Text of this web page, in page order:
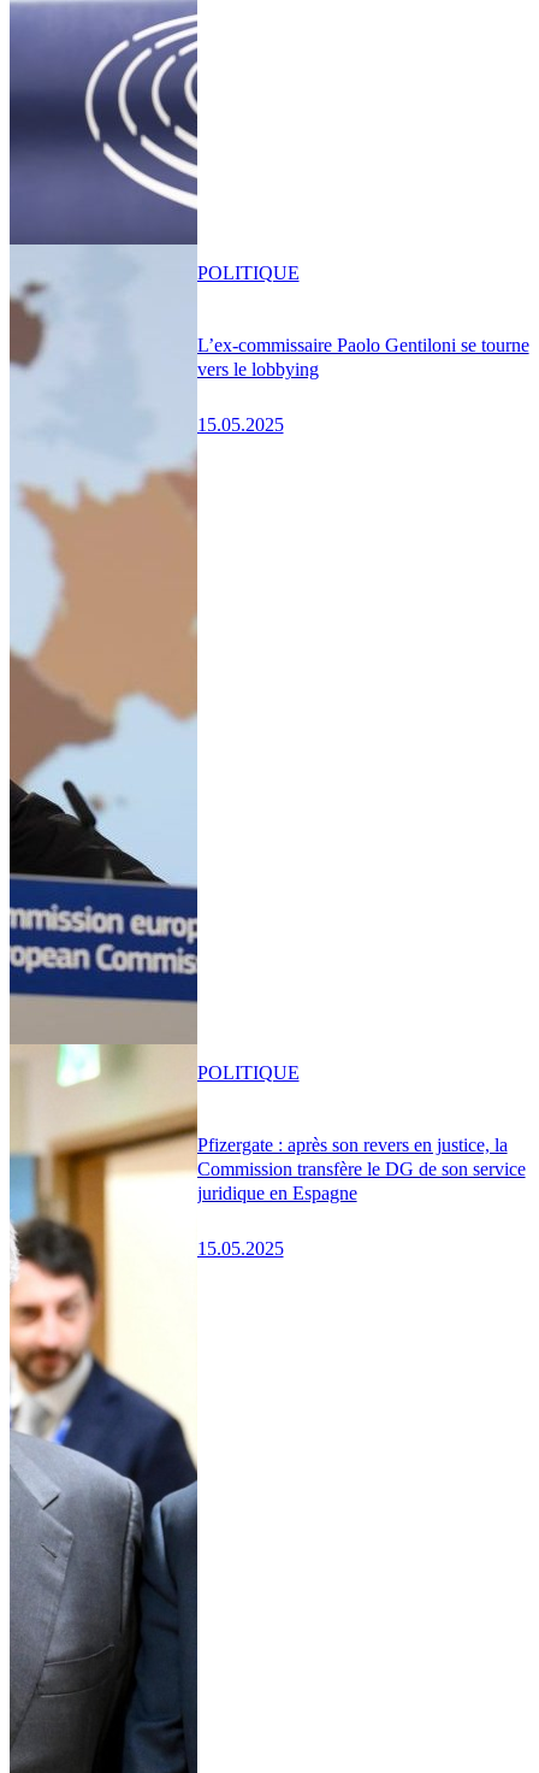
L’ex-commissaire Paolo Gentiloni se tourne
vers le lobbying
15.05.2025
POLITIQUE
Pfizergate : après son revers en justice, la
Commission transfère le DG de son service
juridique en Espagne
15.05.2025
POLITIQUE